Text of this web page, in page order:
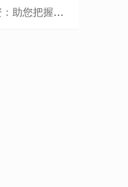
，实现财富增值